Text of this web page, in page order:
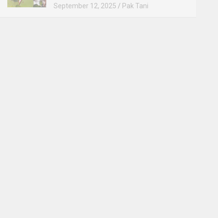
September 12, 2025 Pak Tani